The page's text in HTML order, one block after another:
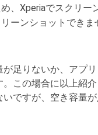
、Xperiaでスクリー
ーンショットできま
足りないか、アプ
この場合に以上紹
ですが、空き容量